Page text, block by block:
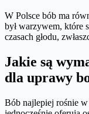
W Polsce bób ma
był warzywem, które
czasach głodu,
Jakie są
dla uprawy
Bób najlepiej rośnie w